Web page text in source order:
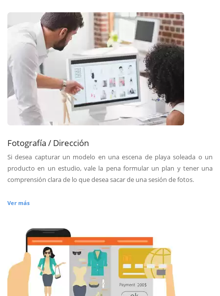
Fotografía / Dirección
Si desea capturar un modelo en una escena de playa soleada o un
producto en un estudio, vale la pena formular un plan y tener una
comprensión clara de lo que desea sacar de una sesión de fotos.
Ver más